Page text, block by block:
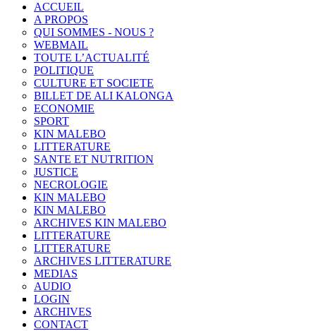
ACCUEIL
A PROPOS
QUI SOMMES - NOUS ?
WEBMAIL
TOUTE L’ACTUALITÉ
POLITIQUE
CULTURE ET SOCIETE
BILLET DE ALI KALONGA
ECONOMIE
SPORT
KIN MALEBO
LITTERATURE
SANTE ET NUTRITION
JUSTICE
NECROLOGIE
KIN MALEBO
KIN MALEBO
ARCHIVES KIN MALEBO
LITTERATURE
LITTERATURE
ARCHIVES LITTERATURE
MEDIAS
AUDIO
LOGIN
ARCHIVES
CONTACT